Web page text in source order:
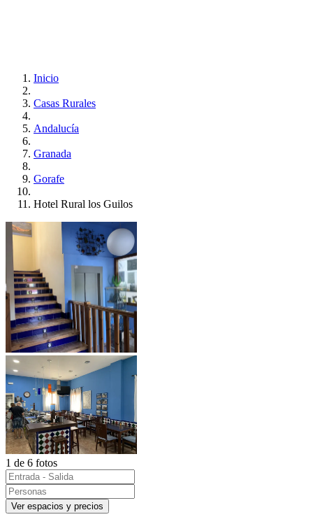
Inicio
Casas Rurales
Andalucía
Granada
Gorafe
Hotel Rural los Guilos
1 de 6 fotos
Ver espacios y precios